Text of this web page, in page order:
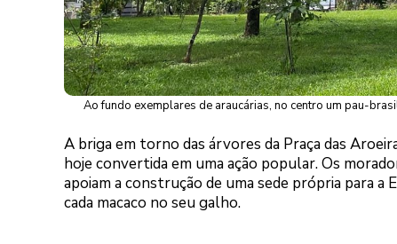
Ao fundo exemplares de araucárias, no centro um pau-
A briga em torno das árvores da Praça das
hoje convertida em uma ação popular. Os
apoiam a construção de uma sede própria para
cada macaco no seu galho.